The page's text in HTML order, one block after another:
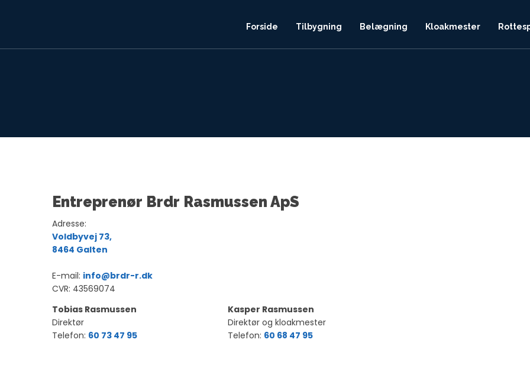
Forside Tilbygning Belægning Kloakmester
Entreprenør Brdr Rasmussen ApS
Adresse:​​​
Voldbyvej 73,
​8464 Galten
E-mail: info@brdr-r.dk
CVR: 43569074​
​Tobias Rasmussen
Direktør
Telefon: 60 73 47 95
Kasper Rasmussen
Direktør og kloakmester
Telefon: 60 68 47 95